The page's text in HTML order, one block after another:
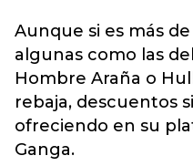
Aunque si es más
algunas como las
Hombre Araña o
rebaja, descuentos
ofreciendo en su
Ganga.